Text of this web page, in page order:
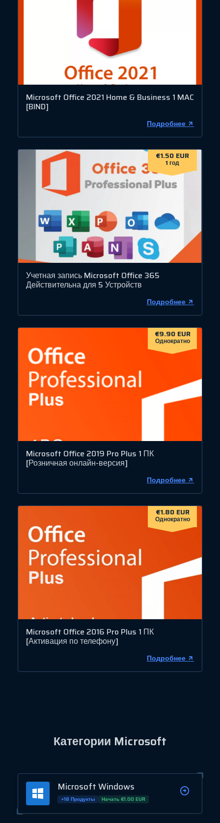
Microsoft Office 2021 Home & Business 1 MAC
[BIND]
Подробнее
€1.50 EUR
1 год
Учетная запись Microsoft Office 365
Действительна для 5 Устройств
Подробнее
€9.90 EUR
Однократно
Microsoft Office 2019 Pro Plus 1 ПК
[Розничная онлайн-версия]
Подробнее
€1.80 EUR
Однократно
Microsoft Office 2016 Pro Plus 1 ПК
[Активация по телефону]
Подробнее
Категории Microsoft
Microsoft Windows
+18 Продукты Начать €1.00 EUR